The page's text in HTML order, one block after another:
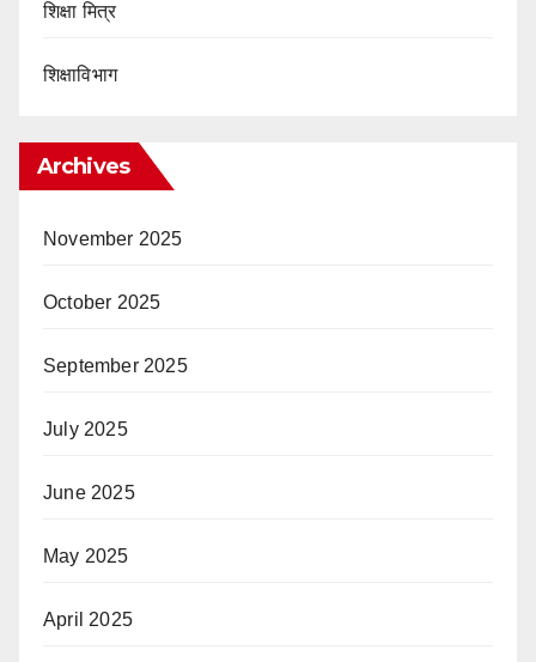
शिक्षा मित्र
शिक्षाविभाग
Archives
November 2025
October 2025
September 2025
July 2025
June 2025
May 2025
April 2025